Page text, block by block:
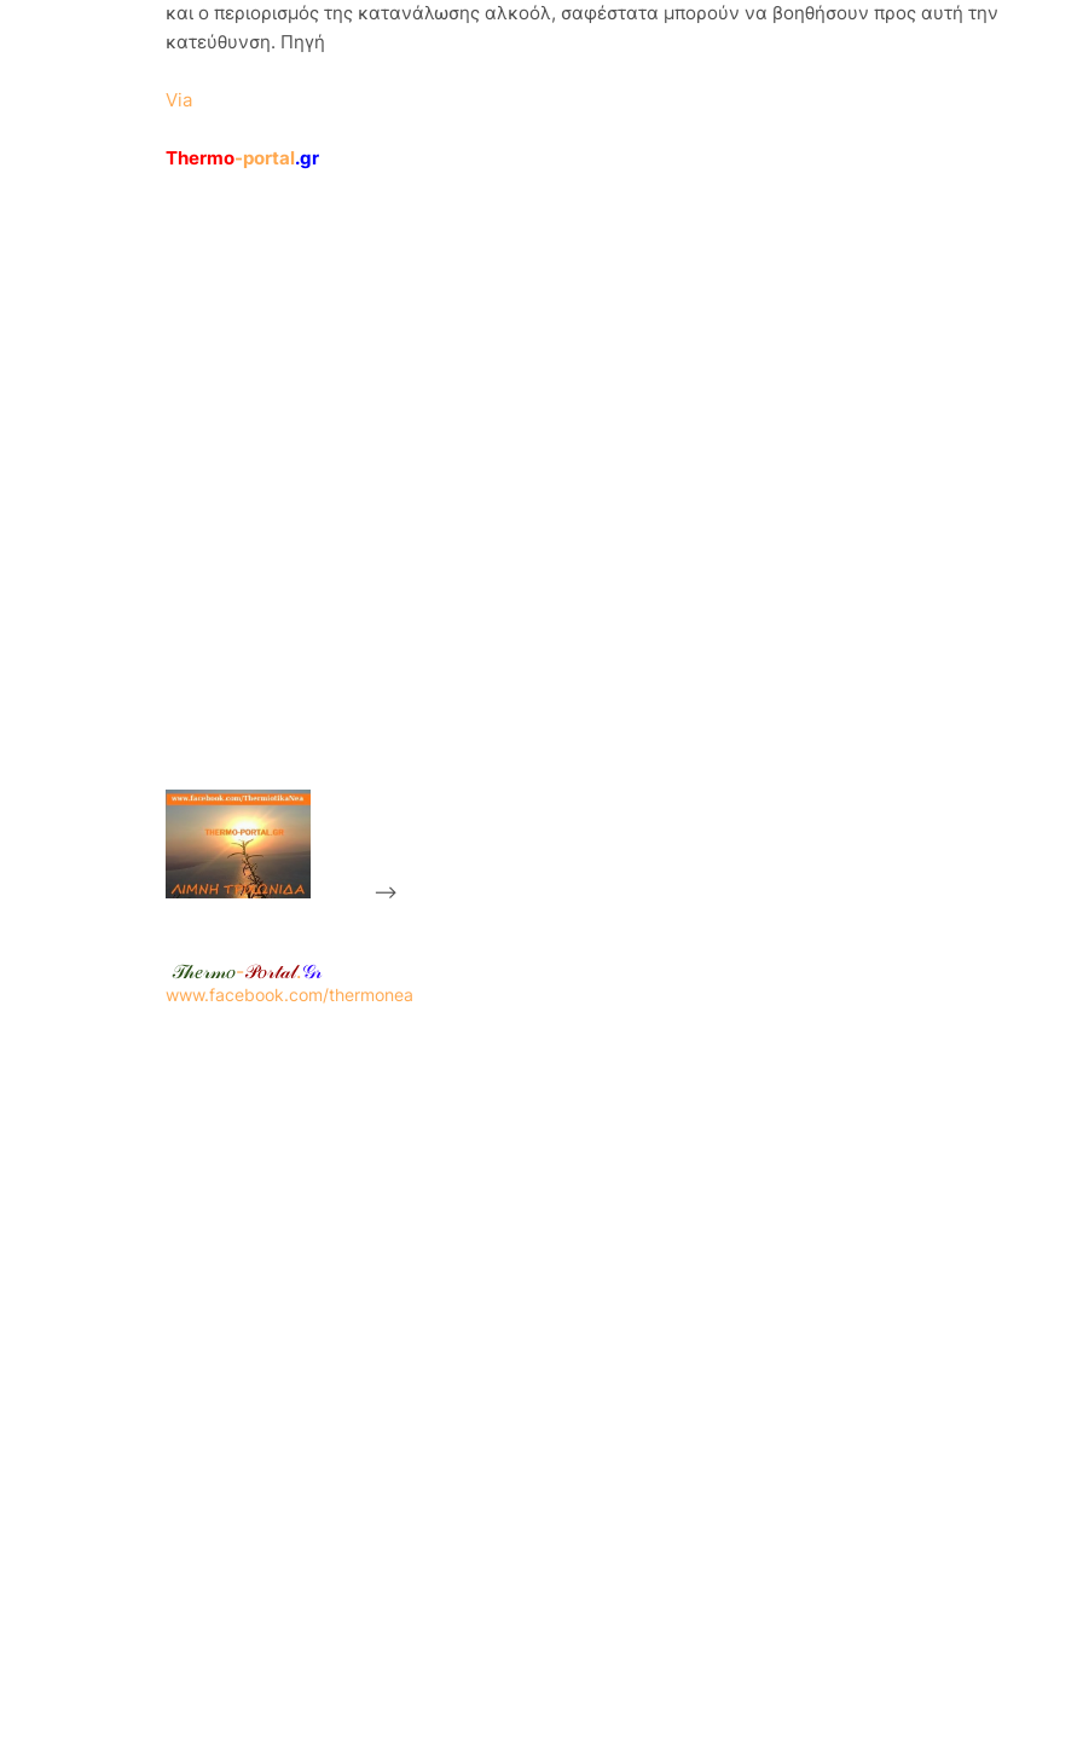
και ο περιορισμός της κατανάλωσης αλκοόλ, σαφέστατα μπορούν να βοηθήσουν προς αυτή την
κατεύθυνση. Πηγή
Via
Thermo-portal.gr
-->
𝒯𝒽𝑒𝓇𝓂𝑜-𝒫𝑜𝓇𝓉𝒶𝓁.𝒢𝓇
www.facebook.com/thermonea